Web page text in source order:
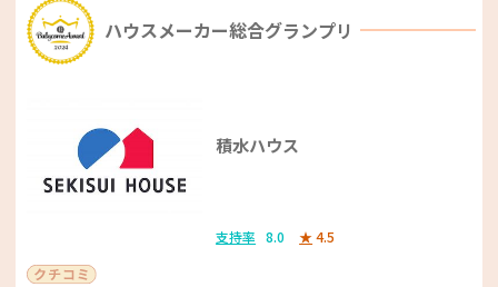
おにぎりとパンのおいしさに、独自性が際立ちました！ 利用している
ママたちからは他では感じられない手作りのおにぎりやサンドイッチの味
てみたいですね♪
Oisix（オイシックス）
オイシックスオリジナルの料理キットがあり、それが非常においしいで
トで、簡単に作ることができます。付け合わせのスープもキットに含まれ
子育て世帯には割引もあり、導入しやすいです。また、子どもが間違えて
すぐにお湯が使えるのは、ミルクや離乳食の際にとても便利です。最初に
ソーダストリームなどの特典がもらえるのも魅力的です。
ハウスメーカー総合グランプリ
積水ハウス
支持率 8.0 ★4.5